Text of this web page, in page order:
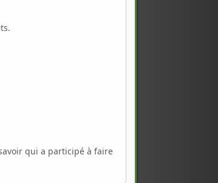
qui a participé à faire